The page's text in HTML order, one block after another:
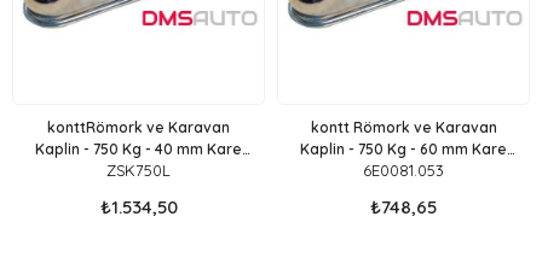
konttRömork ve Karavan
Kaplin - 750 Kg - 40 mm Kare
Kaplin
ZSK750L
₺1.534,50
kontt Römork ve Karavan
Kaplin - 750 Kg - 60 mm Kare
Kaplin
6E0081.053
₺748,65